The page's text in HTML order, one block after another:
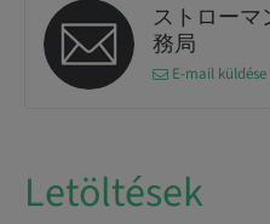
ストローマ
務局
E-mail küldése
Letöltések